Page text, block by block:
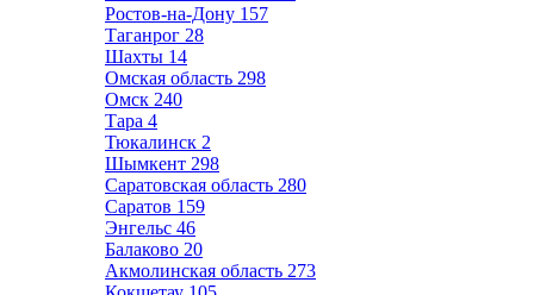
Ростов-на-Дону 157
Таганрог 28
Шахты 14
Омская область 298
Омск 240
Тара 4
Тюкалинск 2
Шымкент 298
Саратовская область 280
Саратов 159
Энгельс 46
Балаково 20
Акмолинская область 273